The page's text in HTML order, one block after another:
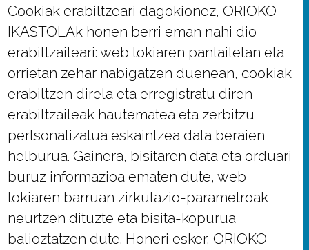
Cookiak erabiltzeari dagokionez, ORIOKO
IKASTOLAk honen berri eman nahi dio
erabiltzaileari: web tokiaren pantailetan eta
orrietan zehar nabigatzen duenean, cookiak
erabiltzen direla eta erregistratu diren
erabiltzaileak hautematea eta zerbitzu
pertsonalizatua eskaintzea dala beraien
helburua. Gainera, bisitaren data eta orduari
buruz informazioa ematen dute, web
tokiaren barruan zirkulazio-parametroak
neurtzen dituzte eta bisita-kopurua
balioztatzen dute. Honeri esker, ORIOKO